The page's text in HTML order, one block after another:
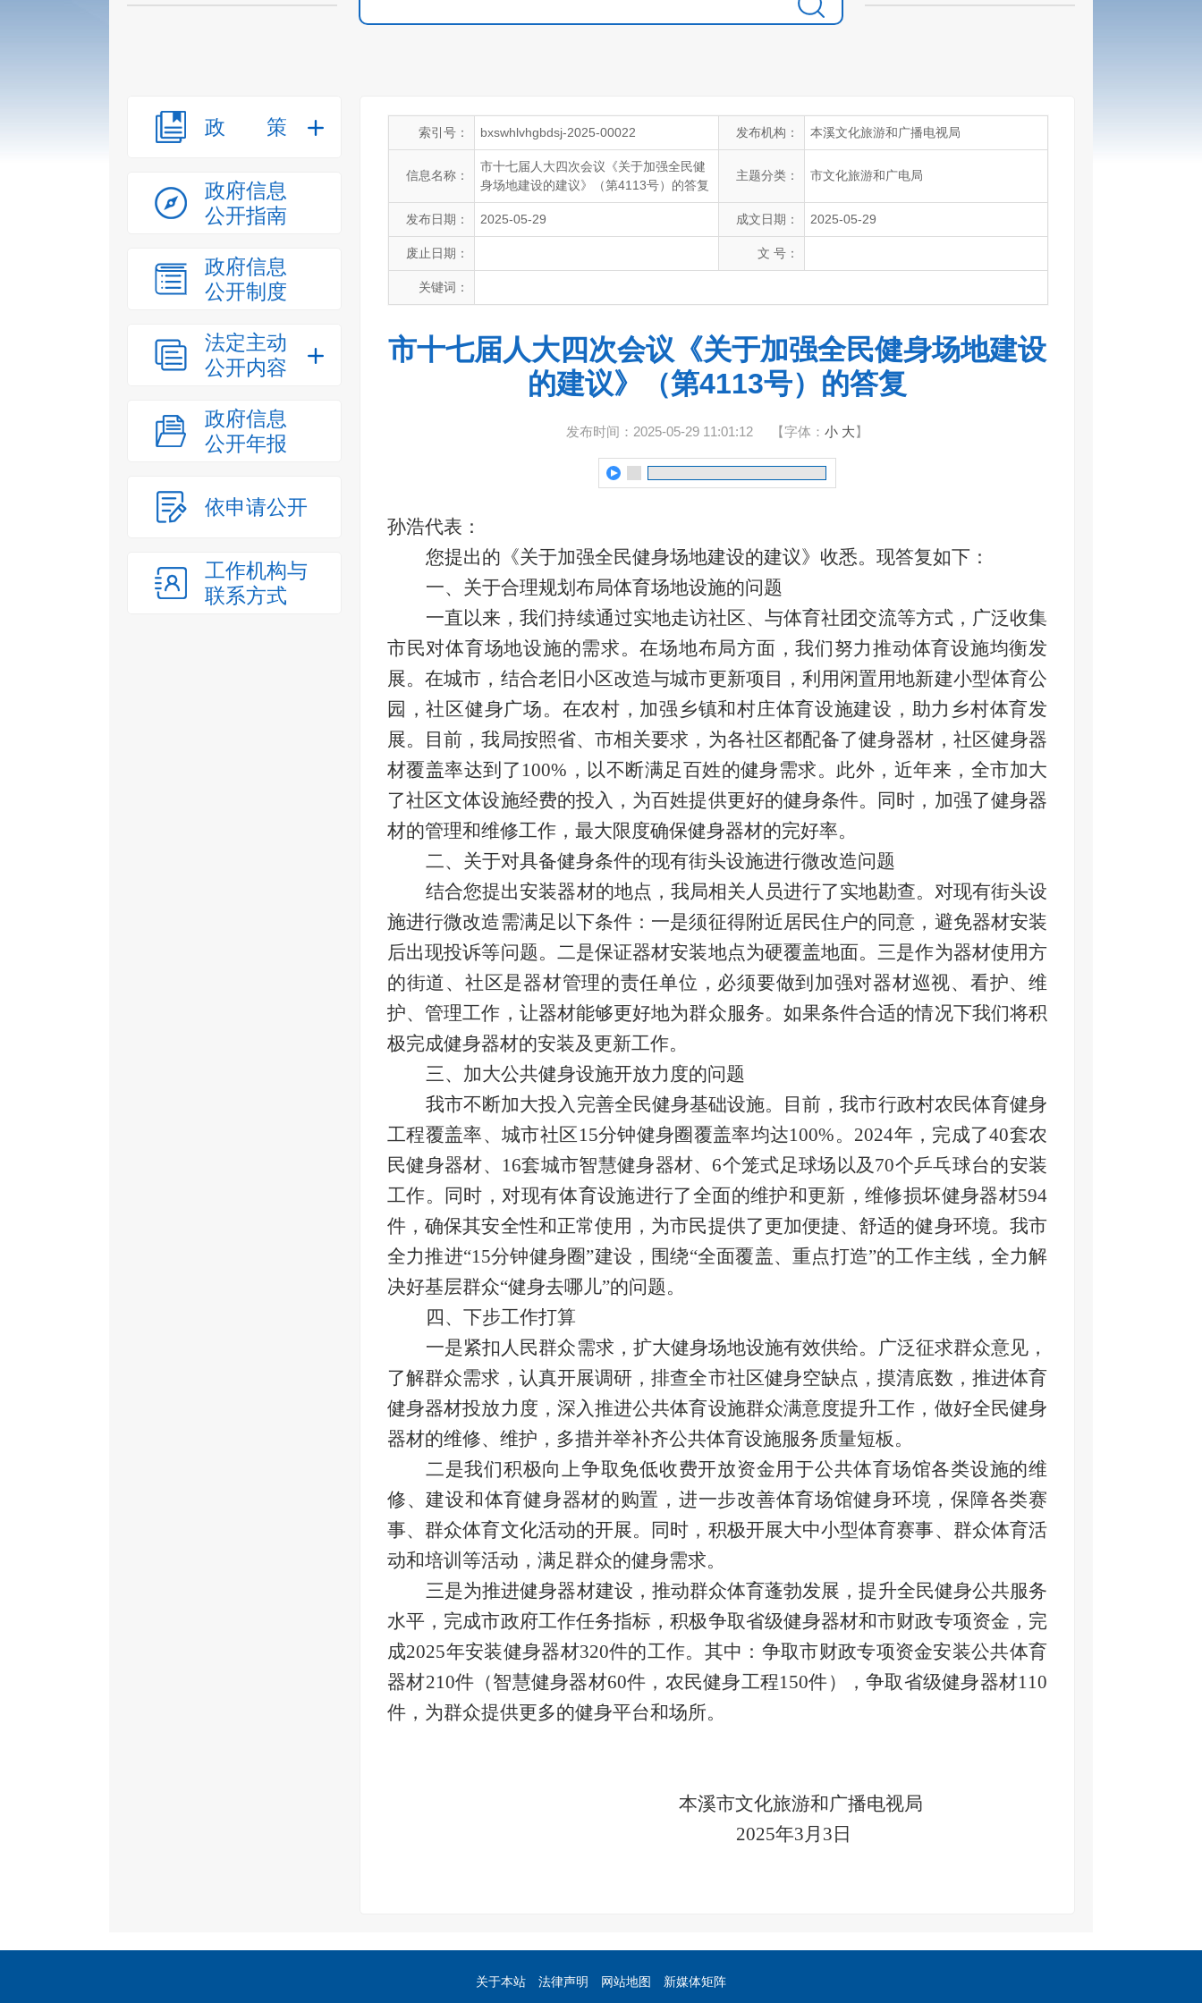
政策
政府信息
公开指南
政府信息
公开制度
法定主动
公开内容
政府信息
公开年报
依申请公开
工作机构与
联系方式
索引号： bxswhlvhgbdsj-2025-00022 发布机构： 本溪文化旅游和广播电视局
信息名称：
市十七届人大四次会议《关于加强全民健
身场地建设的建议》（第4113号）的答复
主题分类： 市文化旅游和广电局
发布日期： 2025-05-29 成文日期： 2025-05-29
废止日期： 文 号：
关键词：
市十七届人大四次会议《关于加强全民健身场地建设
的建议》（第4113号）的答复
发布时间：2025-05-29 11:01:12 【字体： 小 大】
孙浩代表：
您提出的《关于加强全民健身场地建设的建议》收悉。现答复如下：
一、关于合理规划布局体育场地设施的问题
一直以来，我们持续通过实地走访社区、与体育社团交流等方式，广泛收集
市民对体育场地设施的需求。在场地布局方面，我们努力推动体育设施均衡发
展。在城市，结合老旧小区改造与城市更新项目，利用闲置用地新建小型体育公
园，社区健身广场。在农村，加强乡镇和村庄体育设施建设，助力乡村体育发
展。
目前，我局按照省、市相关要求，为各社区都配备了健身器材，社区健身器
材覆盖率达到了100%，以不断满足百姓的健身需求。此外，近年来，全市加大
了社区文体设施经费的投入，为百姓提供更好的健身条件。同时，加强了健身器
材的管理和维修工作，最大限度确保健身器材的完好率。
二、关于对具备健身条件的现有街头设施进行微改造问题
结合您提出安装器材的地点，我局相关人员进行了实地勘查。对现有街头设
施进行微改造需满足以下条件：一是须征得附近居民住户的同意，避免器材安装
后出现投诉等问题。二是保证器材安装地点为硬覆盖地面。三是作为器材使用方
的街道、社区是器材管理的责任单位，必须要做到加强对器材巡视、看护、维
护、管理工作，让器材能够更好地为群众服务。如果条件合适的情况下我们将积
极完成健身器材的安装及更新工作。
三、 加大公共健身设施开放力度的问题
我市不断加大投入完善全民健身基础设施。目前，我市行政村农民体育健身
工程覆盖率、城市社区15分钟健身圈覆盖率均达100%。 2024年，完成了40套农
民健身器材、16套城市智慧健身器材、6个笼式足球场以及 70个乒乓球台的安装
工作。同时，对现有体育设施进行了全面的维护和更新，维修损坏健身器材594
件，确保其安全性和正常使用，为市民提供了更加便捷、舒适的健身环境。 我市
全力推进“15分钟健身圈”建设，围绕“全面覆盖、重点打造”的工作主线，全力解
决好基层群众“健身去哪儿”的问题。
四、下步工作打算
一是紧扣人民群众需求，扩大健身场地设施有效供给。广泛征求群众意见，
了解群众需求，认真开展调研，排查全市社区健身空缺点，摸清底数，推进体育
健身器材投放力度，深入推进公共体育设施群众满意度提升工作，做好全民健身
器材的维修、维护，多措并举补齐公共体育设施服务质量短板。
二是我们积极向上争取免低收费开放资金用于公共体育场馆各类设施的维
修、建设和体育健身器材的购置，进一步改善体育场馆健身环境，保障各类赛
事、群众体育文化活动的开展。同时，积极开展大中小型体育赛事、群众体育活
动和培训等活动，满足群众的健身需求。
三是为推进健身器材建设，推动群众体育蓬勃发展，提升全民健身公共服务
水平，完成市政府工作任务指标，积极争取省级健身器材和市财政专项资金，完
成2025年安装健身器材320件的工作。其中：争取市财政专项资金安装公共体育
器材210件（智慧健身器材60件，农民健身工程150件），争取省级健身器材110
件，为群众提供更多的健身平台和场所。
本溪市文化旅游和广播电视局
2025年3月 3 日
关于本站 法律声明 网站地图 新媒体矩阵